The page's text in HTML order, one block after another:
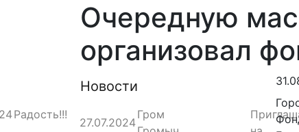
Очередную
организовал
Новости
Радость!!!
27.07.2024
Гром